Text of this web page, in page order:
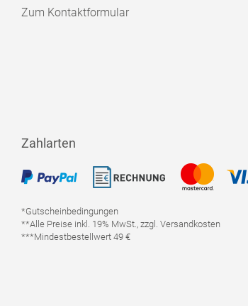
Zum Kontaktformular
Zahlarten
*Gutscheinbedingungen
**Alle Preise inkl. 19% MwSt., zzgl. Versandkosten
***Mindestbestellwert 49 €